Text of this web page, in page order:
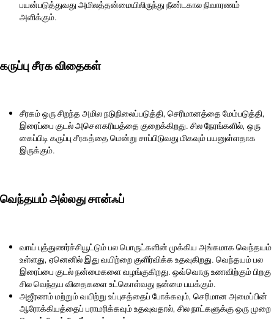
பயன்படுத்துவது அமிலத்தன்மையிலிருந்து நீண்டகால நிவாரணம்
அளிக்கும்.
கருப்பு சீரக விதைகள்
சீரகம் ஒரு சிறந்த அமில நடுநிலைப்படுத்தி, செரிமானத்தை மேம்படுத்தி,
இரைப்பை குடல் அசௌகரியத்தை குறைக்கிறது. சில நேரங்களில், ஒரு
கைப்பிடி கருப்பு சீரகத்தை மென்று சாப்பிடுவது மிகவும் பயனுள்ளதாக
இருக்கும்.
வெந்தயம் அல்லது சான்ஃப்
வாய் புத்துணர்ச்சியூட்டும் பல பொருட்களின் முக்கிய அங்கமாக வெந்தயம்
உள்ளது, ஏனெனில் இது வயிற்றை குளிர்விக்க உதவுகிறது. வெந்தயம் பல
இரைப்பை குடல் நன்மைகளை வழங்குகிறது. ஒவ்வொரு உணவிற்கும் பிறகு
சில வெந்தய விதைகளை உட்கொள்வது நன்மை பயக்கும்.
அஜீரணம் மற்றும் வயிற்று உப்புசத்தைப் போக்கவும், செரிமான அமைப்பின்
ஆரோக்கியத்தைப் பராமரிக்கவும் உதவுவதால், சில நாட்களுக்கு ஒரு முறை